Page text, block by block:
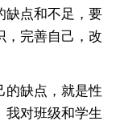
缺点和不足，要
，完善自己，改
缺点，就是性
我对班级和学生